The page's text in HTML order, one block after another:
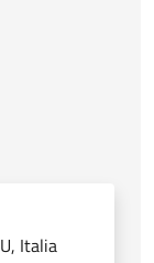
Italia